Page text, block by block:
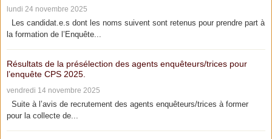
lundi 24 novembre 2025
Les candidat.e.s dont les noms suivent sont retenus pour prendre part à
la formation de l’Enquête...
Résultats de la présélection des agents enquêteurs/trices pour
l’enquête CPS 2025.
vendredi 14 novembre 2025
Suite à l’avis de recrutement des agents enquêteurs/trices à former
pour la collecte de...